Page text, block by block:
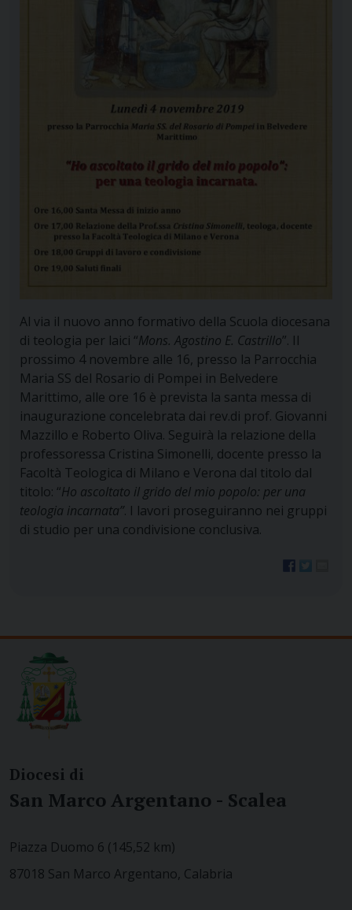
Al via il nuovo anno formativo della Scuola diocesana
di teologia per laici “Mons. Agostino E. Castrillo”. Il
prossimo 4 novembre alle 16, presso la Parrocchia
Maria SS del Rosario di Pompei in Belvedere
Marittimo, alle ore 16 è prevista la santa messa di
inaugurazione concelebrata dai rev.di prof. Giovanni
Mazzillo e Roberto Oliva. Seguirà la relazione della
professoressa Cristina Simonelli, docente presso la
Facoltà Teologica di Milano e Verona dal titolo dal
titolo: “Ho ascoltato il grido del mio popolo: per una
teologia incarnata”. I lavori proseguiranno nei gruppi
di studio per una condivisione conclusiva.
Diocesi di
San Marco Argentano - Scalea
Piazza Duomo 6 (145,52 km)
87018 San Marco Argentano, Calabria